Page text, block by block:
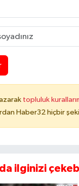
topluluk
Haber32 hiçbir
ilginizi